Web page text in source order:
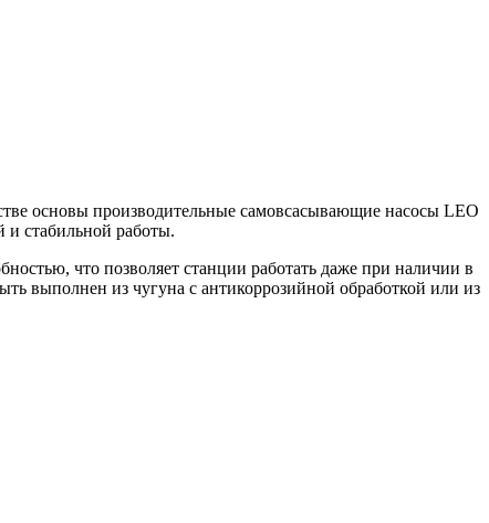
основы производительные самовсасывающие насосы LEO
стабильной работы.
что позволяет станции работать даже при наличии в
выполнен из чугуна с антикоррозийной обработкой или из